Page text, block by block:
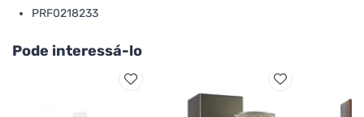
PRF0218233
Pode interessá-lo